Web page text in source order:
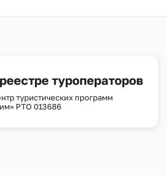
туроператоров
туристических программ
РТО 013686